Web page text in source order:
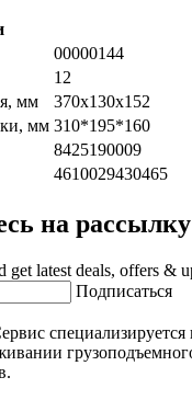
00000144
12
мм
370х130х152
мм 310*195*160
8425190009
4610029430465
на рассылку
get latest deals, offers &
Подписаться
специализируется